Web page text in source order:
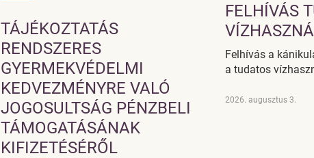
TÁJÉKOZTATÁS
RENDSZERES
GYERMEKVÉDELMI
KEDVEZMÉNYRE VALÓ
JOGOSULTSÁG PÉNZBELI
TÁMOGATÁSÁNAK
KIFIZETÉSÉRŐL
FELHÍVÁS
Felhívás a
a tudatos
2026. augusztus 3.